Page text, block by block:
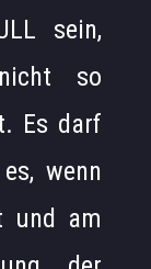
sein,
so
Es darf
wenn
und am